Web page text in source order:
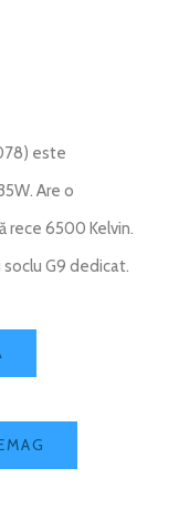
este
Are o
rece 6500 Kelvin.
G9 dedicat.